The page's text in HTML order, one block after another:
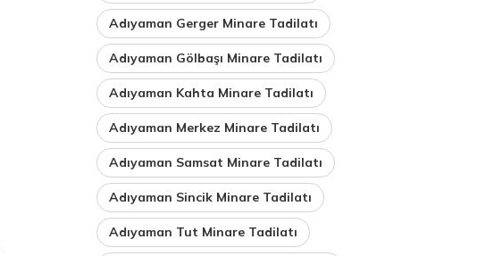
Adıyaman Gerger Minare Tadilatı
Adıyaman Gölbaşı Minare Tadilatı
Adıyaman Kahta Minare Tadilatı
Adıyaman Merkez Minare Tadilatı
Adıyaman Samsat Minare Tadilatı
Adıyaman Sincik Minare Tadilatı
Adıyaman Tut Minare Tadilatı